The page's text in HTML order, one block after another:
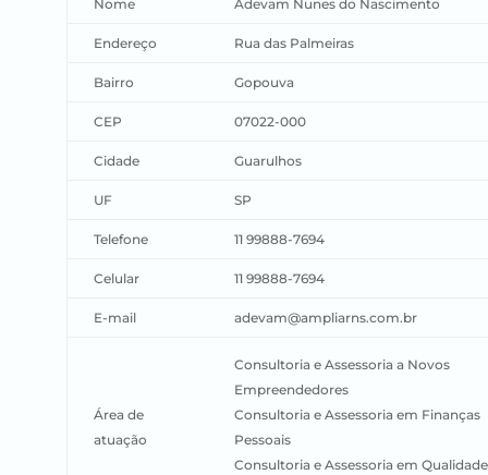
Nome Adevam Nunes do Nascimento
Endereço Rua das Palmeiras
Bairro Gopouva
CEP 07022-000
Cidade Guarulhos
UF SP
Telefone 11 99888-7694
Celular 11 99888-7694
E-mail adevam@ampliarns.com.br
Área de
atuação
Consultoria e Assessoria a Novos
Empreendedores
Consultoria e Assessoria em Finanças
Pessoais
Consultoria e Assessoria em Qualidade